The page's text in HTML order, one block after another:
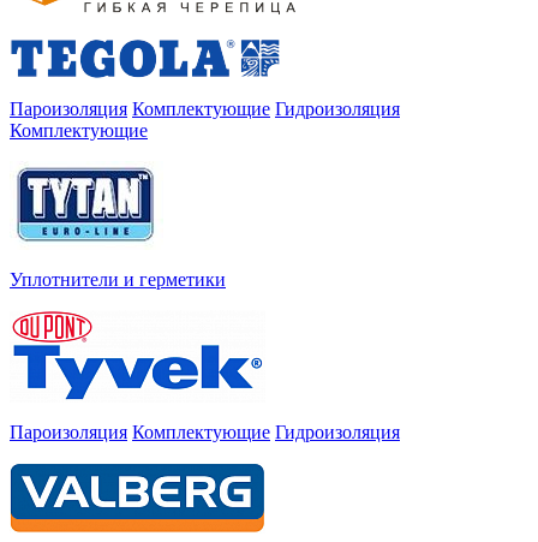
Пароизоляция Комплектующие Гидроизоляция
Комплектующие
Уплотнители и герметики
Пароизоляция Комплектующие Гидроизоляция